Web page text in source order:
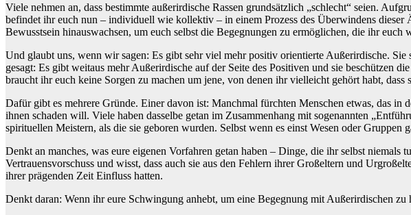
Viele nehmen an, dass bestimmte außerirdische Rassen grundsätzlich „schlecht“ seien.
befindet ihr euch nun – individuell wie kollektiv – in einem Prozess des Überwindens
Bewusstsein hinauswachsen, um euch selbst die Begegnungen zu ermöglichen, die ihr
Und glaubt uns, wenn wir sagen: Es gibt sehr viel mehr positiv orientierte Außerirdische.
gesagt: Es gibt weitaus mehr Außerirdische auf der Seite des Positiven und sie beschützen
braucht ihr euch keine Sorgen zu machen um jene, von denen ihr vielleicht gehört habt, dass
Dafür gibt es mehrere Gründe. Einer davon ist: Manchmal fürchten Menschen etwas, das in
ihnen schaden will. Viele haben dasselbe getan im Zusammenhang mit sogenannten
spirituellen Meistern, als die sie geboren wurden. Selbst wenn es einst Wesen oder
Denkt an manches, was eure eigenen Vorfahren getan haben – Dinge, die ihr selbst
Vertrauensvorschuss und wisst, dass auch sie aus den Fehlern ihrer Großeltern und
ihrer prägenden Zeit Einfluss hatten.
Denkt daran: Wenn ihr eure Schwingung anhebt, um eine Begegnung mit Außerirdischen